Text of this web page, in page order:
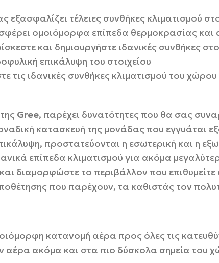
τέλειες συνθήκες κλιματισμού
ομοιόμορφα επίπεδα θερμοκρασίας και
και δημιουργήστε ιδανικές συνθήκες
επικάλυψη του στοιχείου
τις ιδανικές συνθήκες κλιματισμού του
Gree, παρέχει δυνατότητες που θα σας
κατασκευή της μονάδας που εγγυάται
προστατεύονται η εσωτερική και η
επίπεδα κλιματισμού για ακόμα
διαμορφώστε το περιβάλλον που
που παρέχουν, τα καθιστάς τον
κατανομή αέρα προς όλες τις
αέρα ακόμα και στα πιο δύσκολα σημεία του